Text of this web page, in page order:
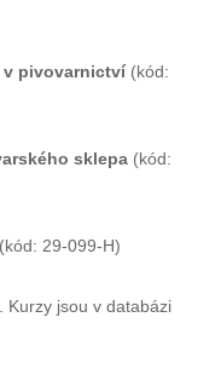
v pivovarnictví (kód:
sklepa (kód:
(kód: 29-099-H)
Kurzy jsou v databázi